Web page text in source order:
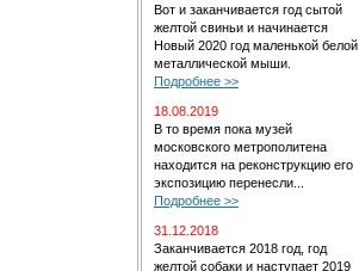
Вот и заканчивается год сытой
желтой свиньи и начинается
Новый 2020 год маленькой белой
металлической мыши.
Подробнее >>
18.08.2019
В то время пока музей
московского метрополитена
находится на реконструкцию его
экспозицию перенесли...
Подробнее >>
31.12.2018
Заканчивается 2018 год, год
желтой собаки и наступает 2019